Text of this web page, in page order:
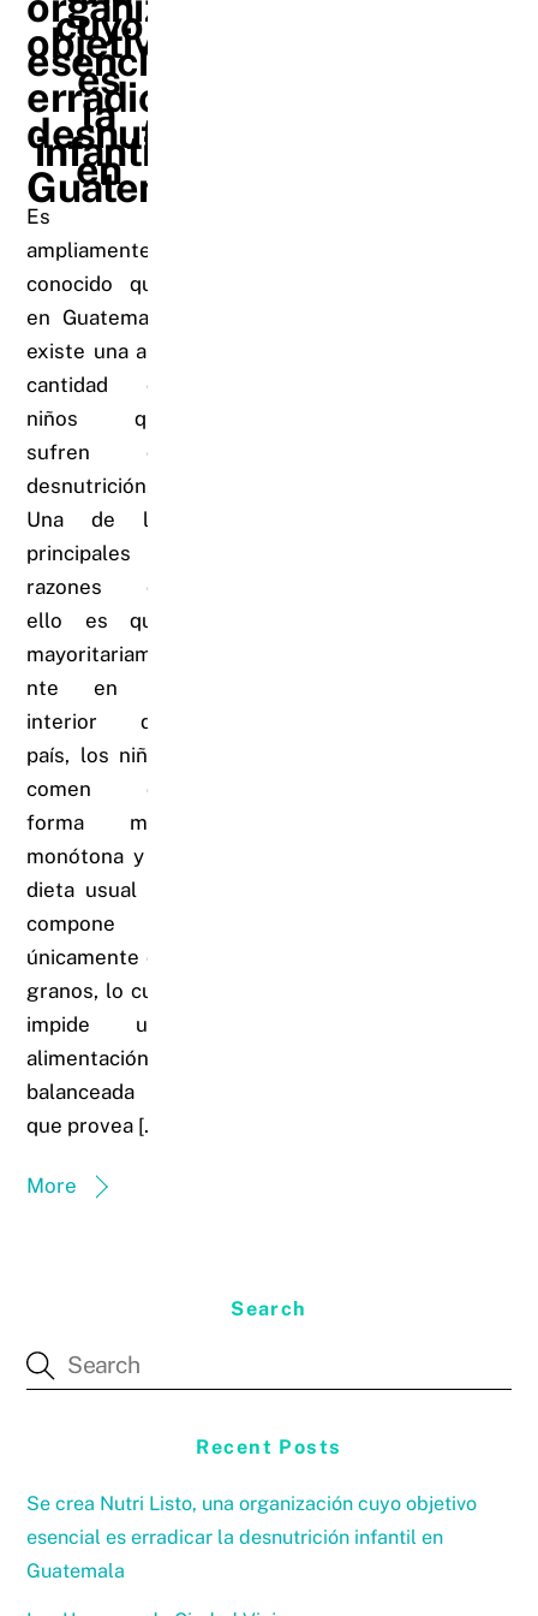
cuyo
objetivo
esencial
es
erradicar
la
desnutrición
infantil
en
Guatemala
Es
ampliamente
conocido que,
en Guatemala,
existe una alta
cantidad de
niños que
sufren de
desnutrición.
Una de las
principales
razones de
ello es que,
mayoritariame
nte en el
interior del
país, los niños
comen de
forma muy
monótona y la
dieta usual se
compone
únicamente de
granos, lo cual
impide una
alimentación
balanceada
que provea […]
More
Search
Recent Posts
Se crea Nutri Listo, una organización cuyo objetivo
esencial es erradicar la desnutrición infantil en
Guatemala